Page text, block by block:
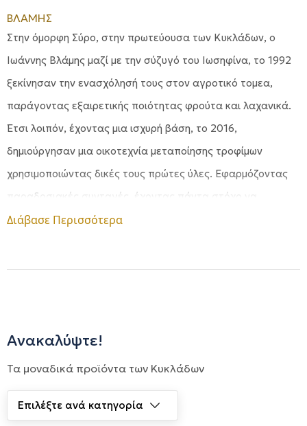
ΒΛΑΜΗΣ
Στην όμορφη Σύρο, στην πρωτεύουσα των Κυκλάδων, ο
Ιωάννης Βλάμης μαζί με την σύζυγό του Ιωσηφίνα, το 1992
ξεκίνησαν την ενασχόλησή τους στον αγροτικό τομεα,
παράγοντας εξαιρετικής ποιότητας φρούτα και λαχανικά.
Έτσι λοιπόν, έχοντας μια ισχυρή βάση, το 2016,
δημιούργησαν μια οικοτεχνία μεταποίησης τροφίμων
χρησιμοποιώντας δικές τους πρώτες ύλες. Εφαρμόζοντας
παραδοσιακές συνταγές, έχοντας πάντα στόχο να
διατηρήσουν αρώματα και γεύσεις αναλοίωτα. Έτσι από
Διάβασε Περισσότερα
Ανακαλύψτε!
Τα μοναδικά προϊόντα των Κυκλάδων